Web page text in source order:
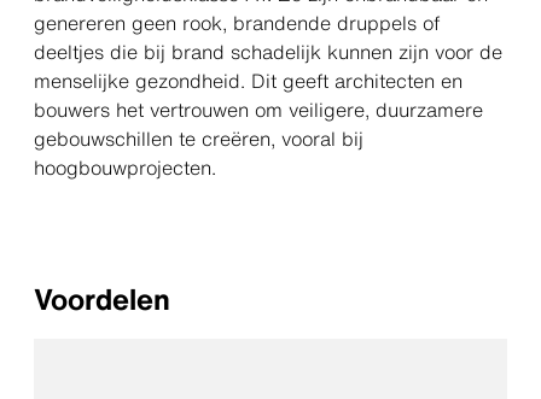
genereren geen rook, brandende druppels of
deeltjes die bij brand schadelijk kunnen zijn voor de
menselijke gezondheid. Dit geeft architecten en
bouwers het vertrouwen om veiligere, duurzamere
gebouwschillen te creëren, vooral bij
hoogbouwprojecten.
Voordelen